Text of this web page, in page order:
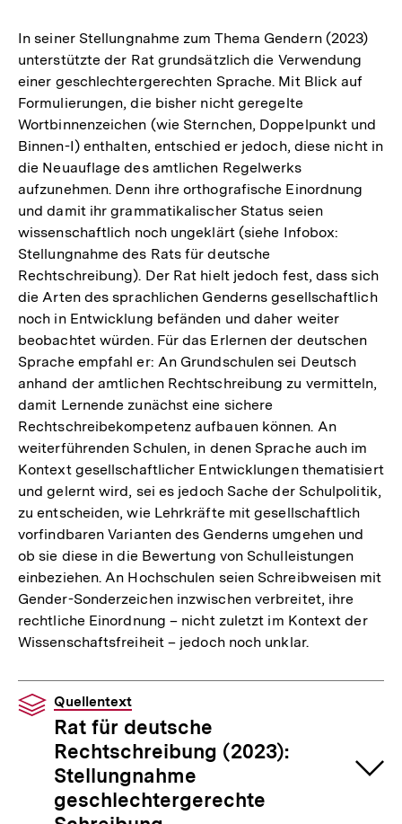
In seiner Stellungnahme zum Thema Gendern (2023)
unterstützte der Rat grundsätzlich die Verwendung
einer geschlechtergerechten Sprache. Mit Blick auf
Formulierungen, die bisher nicht geregelte
Wortbinnenzeichen (wie Sternchen, Doppelpunkt und
Binnen-I) enthalten, entschied er jedoch, diese nicht in
die Neuauflage des amtlichen Regelwerks
aufzunehmen. Denn ihre orthografische Einordnung
und damit ihr grammatikalischer Status seien
wissenschaftlich noch ungeklärt (siehe Infobox:
Stellungnahme des Rats für deutsche
Rechtschreibung). Der Rat hielt jedoch fest, dass sich
die Arten des sprachlichen Genderns gesellschaftlich
noch in Entwicklung befänden und daher weiter
beobachtet würden. Für das Erlernen der deutschen
Sprache empfahl er: An Grundschulen sei Deutsch
anhand der amtlichen Rechtschreibung zu vermitteln,
damit Lernende zunächst eine sichere
Rechtschreibekompetenz aufbauen können. An
weiterführenden Schulen, in denen Sprache auch im
Kontext gesellschaftlicher Entwicklungen thematisiert
und gelernt wird, sei es jedoch Sache der Schulpolitik,
zu entscheiden, wie Lehrkräfte mit gesellschaftlich
vorfindbaren Varianten des Genderns umgehen und
ob sie diese in die Bewertung von Schulleistungen
einbeziehen. An Hochschulen seien Schreibweisen mit
Gender-Sonderzeichen inzwischen verbreitet, ihre
rechtliche Einordnung – nicht zuletzt im Kontext der
Wissenschaftsfreiheit – jedoch noch unklar.
Quellentext
Rat für deutsche
Rechtschreibung (2023):
Stellungnahme
geschlechtergerechte